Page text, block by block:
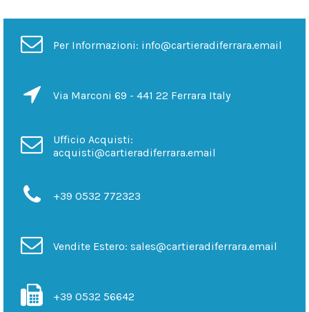
Per Informazioni: info@cartieradiferrara.email
Via Marconi 69 - 441 22 Ferrara Italy
Ufficio Acquisti:
acquisti@cartieradiferrara.email
+39 0532 772323
Vendite Estero: sales@cartieradiferrara.email
+39 0532 56642